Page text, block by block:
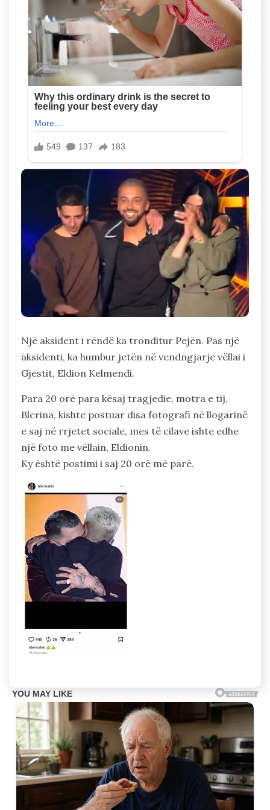
Një aksident i rëndë ka tronditur Pejën. Pas një
aksidenti, ka humbur jetën në vendngjarje vëllai i
Gjestit, Eldion Kelmendi.
Para 20 orë para kësaj tragjedie, motra e tij,
Blerina, kishte postuar disa fotografi në llogarinë
e saj në rrjetet sociale, mes të cilave ishte edhe
një foto me vëllain, Eldionin.
Ky është postimi i saj 20 orë më parë.